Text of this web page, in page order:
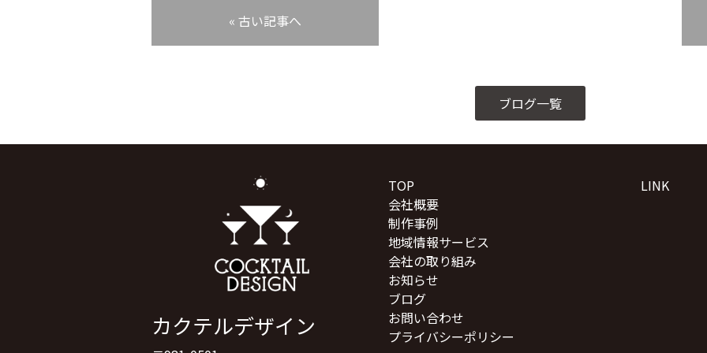
« 古い記事へ
ブログ一覧
カクテルデザイン
TOP
会社概要
制作事例
地域情報サービス
会社の取り組み
お知らせ
ブログ
お問い合わせ
プライバシーポリシー
LINK